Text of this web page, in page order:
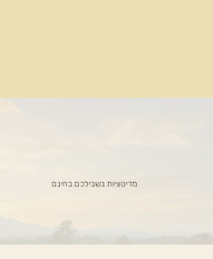
מדיטציות בשבילכם בחינם